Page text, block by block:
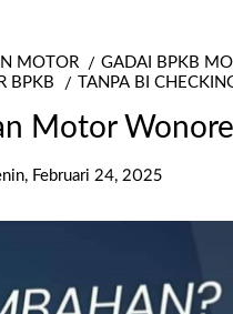
MOTOR
GADAI BPKB
BPKB TANPA BI
Motor
Februari 24, 2025